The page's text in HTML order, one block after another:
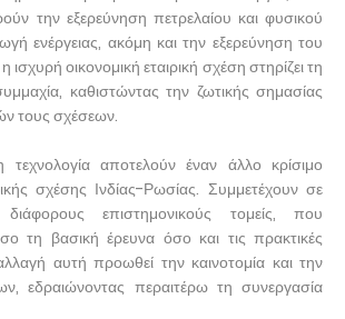
την εξερεύνηση πετρελαίου και φυσικού
ενέργειας, ακόμη και την εξερεύνηση του
οικονομική εταιρική σχέση στηρίζει τη
καθιστώντας την ζωτικής σημασίας
τους σχέσεων.
αποτελούν έναν άλλο κρίσιμο
σχέσης Ινδίας-Ρωσίας. Συμμετέχουν σε
επιστημονικούς τομείς, που
τη βασική έρευνα όσο και τις πρακτικές
αυτή προωθεί την καινοτομία και την
εδραιώνοντας περαιτέρω τη συνεργασία